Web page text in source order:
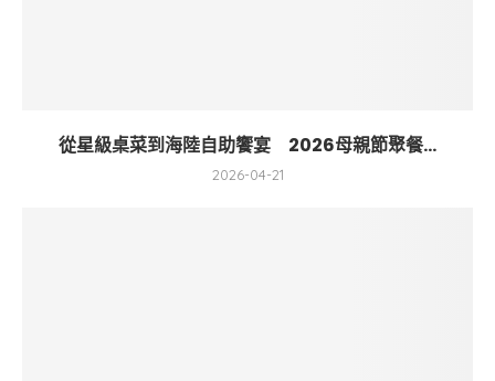
從星級桌菜到海陸自助饗宴 2026母親節聚餐...
2026-04-21